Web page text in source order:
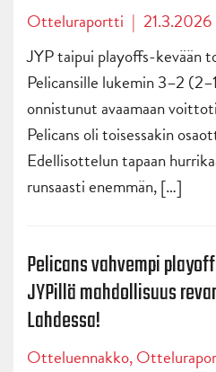
Otteluraportti | 21.3.2026
JYP taipui playoffs-kevään
Pelicansille lukemin 3–2
onnistunut avaamaan
Pelicans oli toisessakin
Edellisottelun tapaan
runsaasti enemmän, […]
Pelicans vahvempi
JYPillä mahdollisuus
Lahdessa!
Otteluennakko,